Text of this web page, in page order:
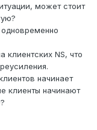
может стоит
клиентских NS, что
начинает
клиенты начинают